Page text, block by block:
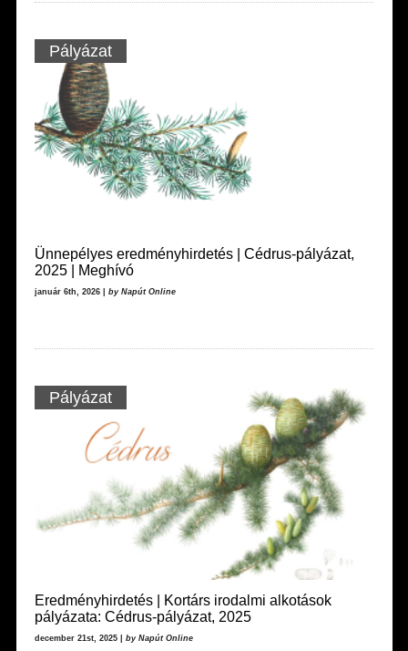
Pályázat
Ünnepélyes eredményhirdetés | Cédrus-pályázat,
2025 | Meghívó
január 6th, 2026 | by Napút Online
Pályázat
Eredményhirdetés | Kortárs irodalmi alkotások
pályázata: Cédrus-pályázat, 2025
december 21st, 2025 | by Napút Online